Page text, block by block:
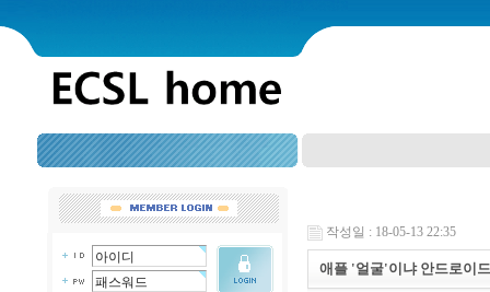
작성일 : 18-05-13 22:35
애플 '얼굴'이냐 안드로이